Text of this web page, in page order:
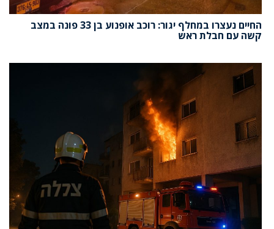
החיים נעצרו במחלף יגור: רוכב אופנוע בן 33 פונה במצב
קשה עם חבלת ראש